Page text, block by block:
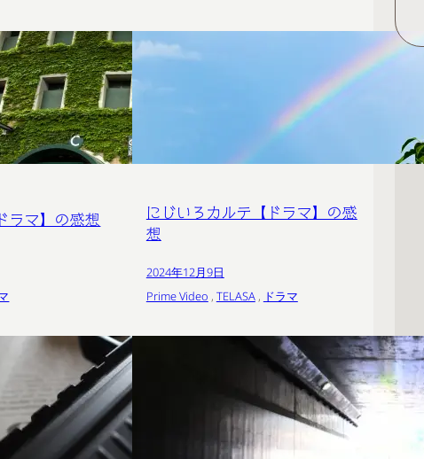
ラマ】の感想
にじいろカルテ【ドラマ】の感
想
2024年12月9日
Prime Video , TELASA , ドラマ